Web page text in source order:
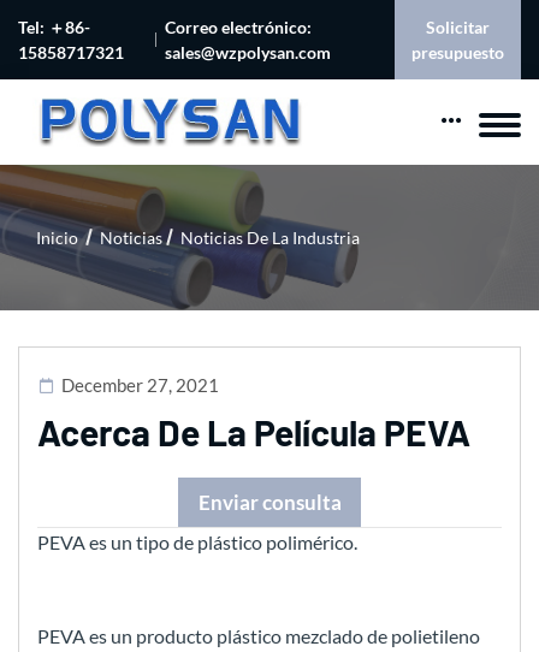
Tel: ＋86-
15858717321
Correo electrónico:
sales@wzpolysan.com
Solicitar
presupuesto
Inicio Noticias Noticias De La Industria
December 27, 2021
Acerca De La Película PEVA
Enviar consulta
PEVA es un tipo de plástico polimérico.
PEVA es un producto plástico mezclado de polietileno